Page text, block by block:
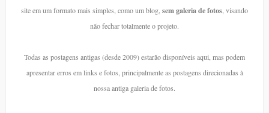
site em um formato mais simples, como um blog, sem galeria de fotos , visando
não fechar totalmente o projeto.
Todas as postagens antigas (desde 2009) estarão disponíveis aqui, mas podem
apresentar erros em links e fotos, principalmente as postagens direcionadas à
nossa antiga galeria de fotos.